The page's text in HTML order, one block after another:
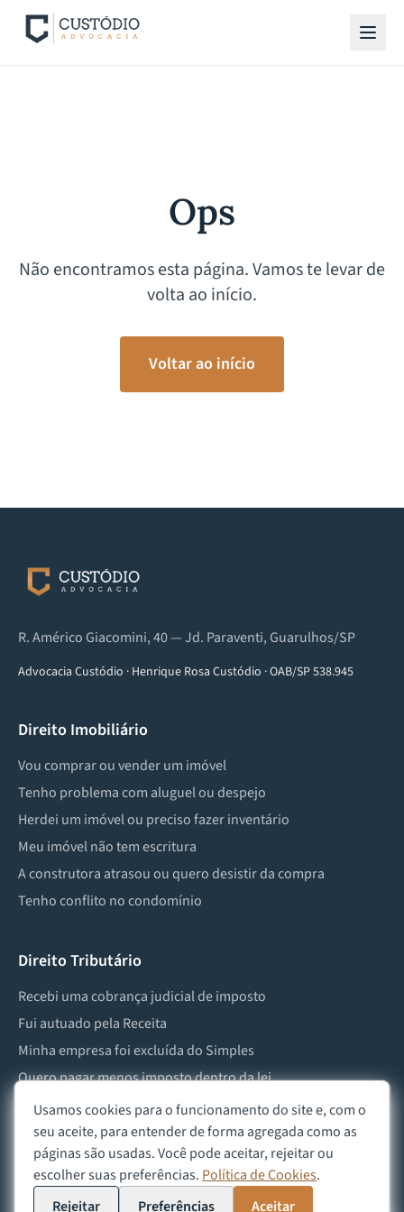
Ops
Não encontramos esta página. Vamos te levar de
volta ao início.
Voltar ao início
R. Américo Giacomini, 40 — Jd. Paraventi, Guarulhos/SP
Advocacia Custódio · Henrique Rosa Custódio ·OAB/SP 538.945
Direito Imobiliário
Vou comprar ou vender um imóvel
Tenho problema com aluguel ou despejo
Herdei um imóvel ou preciso fazer inventário
Meu imóvel não tem escritura
A construtora atrasou ou quero desistir da compra
Tenho conflito no condomínio
Direito Tributário
Recebi uma cobrança judicial de imposto
Fui autuado pela Receita
Minha empresa foi excluída do Simples
Quero pagar menos imposto dentro da lei
Preciso lidar com imposto de herança ou doação
2026Advocacia Custódio
Política de Privacidade Política de Cookies Aviso Legal
Usamos cookies para o funcionamento do site e, com o
seu aceite, para entender de forma agregada como as
páginas são usadas. Você pode aceitar, rejeitar ou
escolher suas preferências. Política de Cookies.
Rejeitar
Preferências Aceitar